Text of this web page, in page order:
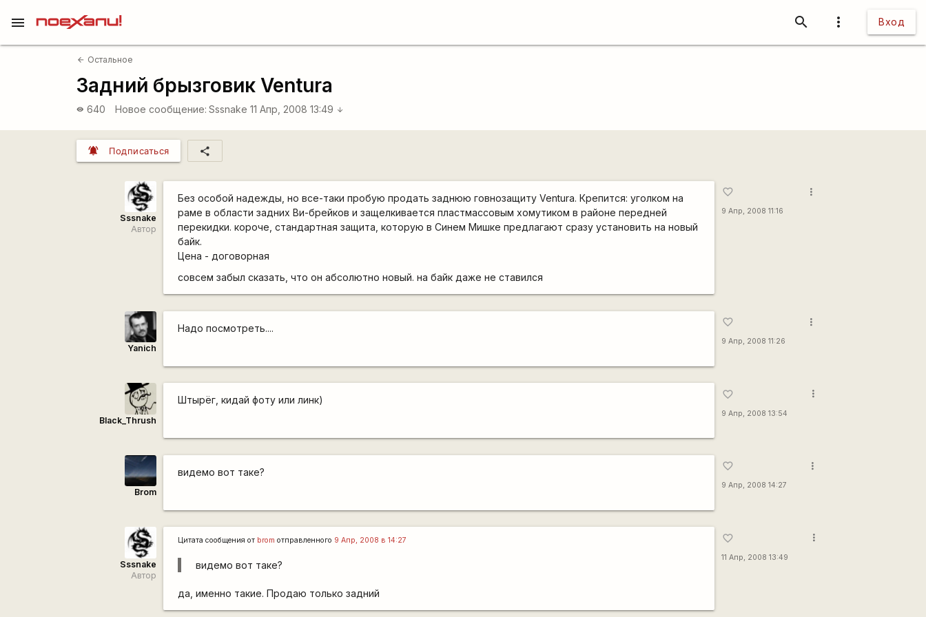
more_vert Вход
search
menu
arrow_back Остальное
Задний брызговик Ventura
visibility 640 Новое сообщение: Sssnake 11 Апр, 2008 13:49 arrow_downward
notifications_active Подписаться share
Sssnake
Автор
Без особой надежды, но все-таки пробую продать заднюю говнозащиту Ventura. Крепится: уголком на
раме в области задних Ви-брейков и защелкивается пластмассовым хомутиком в районе передней
перекидки. короче, стандартная защита, которую в Синем Мишке предлагают сразу установить на новый
байк.
Цена - договорная
совсем забыл сказать, что он абсолютно новый. на байк даже не ставился
favorite_border
9 Апр, 2008 11:16
more_vert
Yanich
Надо посмотреть....
favorite_border
9 Апр, 2008 11:26
more_vert
Black_Thrush
Штырёг, кидай фоту или линк)
favorite_border
9 Апр, 2008 13:54
more_vert
Brom
видемо вот таке?
favorite_border
9 Апр, 2008 14:27
more_vert
Sssnake
Автор
Цитата сообщения от brom отправленного 9 Апр, 2008 в 14:27
видемо вот таке?
да, именно такие. Продаю только задний
favorite_border
11 Апр, 2008 13:49
more_vert